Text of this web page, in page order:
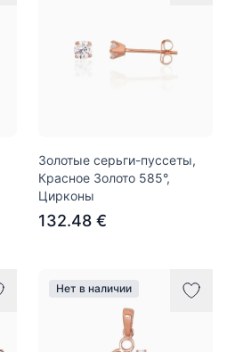
Золотые серьги-пуссеты,
Красное Золото 585°,
Цирконы
132.48 €
Нет в наличии